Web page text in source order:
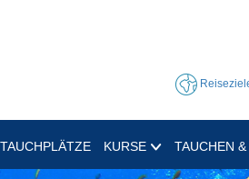
TAUCHPLÄTZE KURSE TAUCHEN &